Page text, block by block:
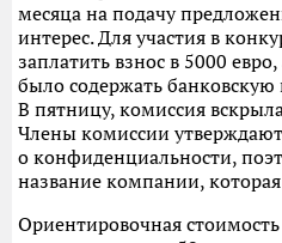
месяца на подачу
интерес. Для участия в
заплатить взнос в 5000
было содержать банковскую
В пятницу, комиссия
Члены комиссии
о конфиденциальности,
название компании,
Ориентировочная